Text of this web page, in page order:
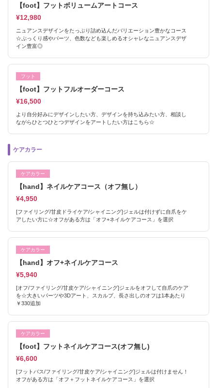
【foot】フットボリュームアートコース
¥12,980
ニュアンスデザインをたっぷり詰め込んだバリエーション豊かなコース
☆ぷっくり感やパーツ、色数なども楽しめるオシャレなニュアンスデザ
イン豊富◎
フット
【foot】フットフルオーダーコース
¥16,500
より自分好みにデザインしたい方、デザインを持ち込みたい方、相談し
ながらひとつひとつデザインをアートしたい方はこちら☆
ケアカラー
ケアカラー
【hand】ネイルケアコース（オフ無し）
¥4,950
[ファイリング/甘皮ドライケア/シャイニング]ジェルは付けずに自爪をケ
アしたい方に☆オフがある方は「オフ+ネイルケアコース」を選択
ケアカラー
【hand】オフ+ネイルケアコース
¥5,940
[オフ/ファイリング/甘皮ケア/シャイニング]ジェルをオフして自爪のケア
を☆大きいパーツや3Dアート、スカルプ、長さ出しのオフは1本あたり
￥330追加
ケアカラー
【foot】フットネイルケアコース(オフ無し)
¥6,600
[フットバス/ファイリング/甘皮ケア/シャイニング]ジェルは付けません！
オフがある方は「オフ＋フットネイルケアコース」を選択